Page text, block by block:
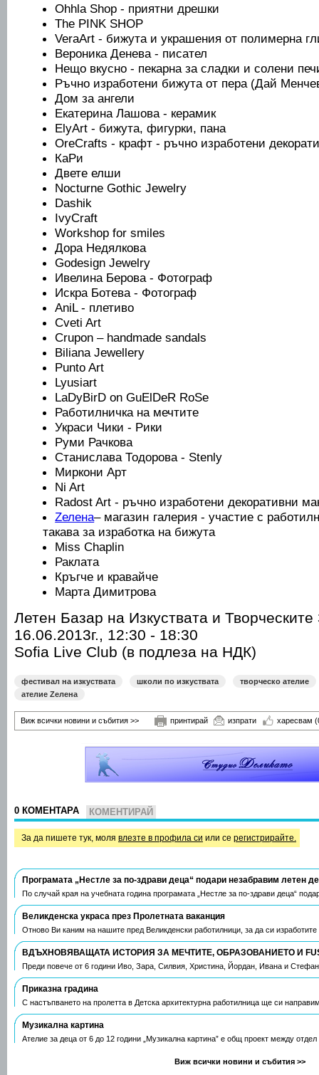
Ohhla Shop - приятни дрешки
The PINK SHOP
VeraArt - бижута и украшения от полимерна
Вероника Денева - писател
Нещо вкусно - пекарна за сладки и солени
Ръчно изработени бижута от пера (Дай
Дом за ангели
Екатерина Лашова - керамик
ElyArt - бижута, фигурки, пана
OreCrafts - крафт - ръчно изработени
КаРи
Двете елши
Nocturne Gothic Jewelry
Dashik
IvyCraft
Workshop for smiles
Дора Недялкова
Godesign Jewelry
Ивелина Берова - Фотограф
Искра Ботева - Фотограф
AniL - плетиво
Cveti Art
Crupon – handmade sandals
Biliana Jewellery
Punto Art
Lyusiart
LaDyBirD on GuElDeR RoSe
Работилничка на мечтите
Украси Чики - Рики
Руми Рачкова
Станислава Тодорова - Stenly
Миркони Арт
Ni Art
Radost Art - ръчно изработени декоративни
Zелена– магазин галерия - участие с
такава за изработка на бижута
Miss Chaplin
Раклата
Кръгче и кравайче
Марта Димитрова
Летен Базар на Изкуствата и Творческите
16.06.2013г., 12:30 - 18:30
Sofia Live Club (в подлеза на НДК)
фестивал на изкуствата школи по изкуствата
творческо ателие
ателие Zелена
Виж всички новини и събития >> принтирай изпрати харесвам
0 КОМЕНТАРА КОМЕНТИРАЙ
За да пишете тук, моля влезте в профила си или се регистрирайте.
Програмата „Нестле за по-здрави деца“ подари незабравим летен
По случай края на учебната година програмата „Нестле за по-здрави деца“
Великденска украса през Пролетната ваканция
Отново Ви каним на нашите пред Великденски работилници, за да си
ВДЪХНОВЯВАЩАТА ИСТОРИЯ ЗА МЕЧТИТЕ, ОБРАЗОВАНИЕТО И
Преди повече от 6 години Иво, Зара, Силвия, Христина, Йордан, Ивана и
Приказна градина
С настъпването на пролетта в Детска архитектурна работилница ще си
Музикална картина
Ателие за деца от 6 до 12 години „Музикална картина” е общ проект между отдел
Виж всички новини и събития >>